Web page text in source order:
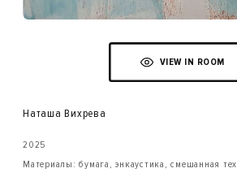
VIEW IN ROOM
Наташа Вихрева
2025
Материалы: бумага, энкаустика, смешанная